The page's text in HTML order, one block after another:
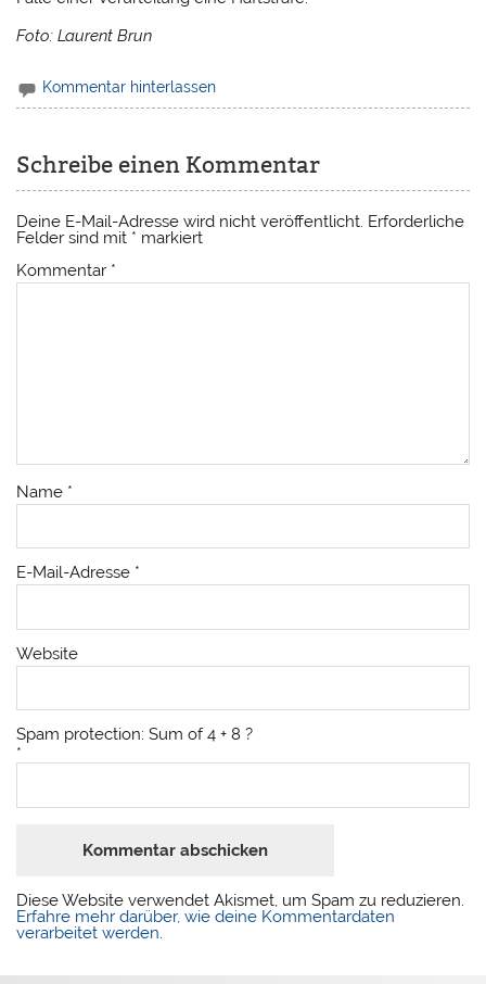
Foto: Laurent Brun
Kommentar hinterlassen
Schreibe einen Kommentar
Deine E-Mail-Adresse wird nicht veröffentlicht. Erforderliche
Felder sind mit * markiert
Kommentar *
Name *
E-Mail-Adresse *
Website
Spam protection: Sum of 4 + 8 ?
*
Diese Website verwendet Akismet, um Spam zu reduzieren.
Erfahre mehr darüber, wie deine Kommentardaten
verarbeitet werden.